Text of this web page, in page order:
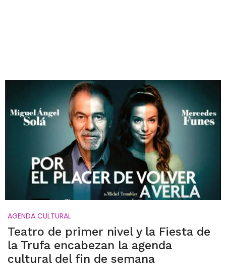
AGENDA CULTURAL
Teatro de primer nivel y la Fiesta de
la Trufa encabezan la agenda
cultural del fin de semana